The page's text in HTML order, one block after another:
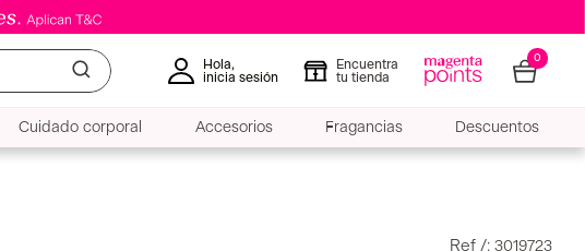
Hola,
inicia sesión
Encuentra
tu tienda
0
Cuidado corporal Accesorios Fragancias Descuentos
: 3019723